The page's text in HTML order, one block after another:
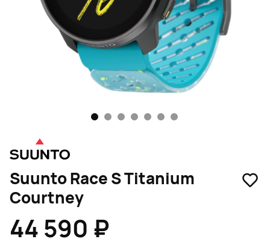
Suunto Race S Titanium
Courtney
44 590 ₽
1 2 3 4 5 6 7